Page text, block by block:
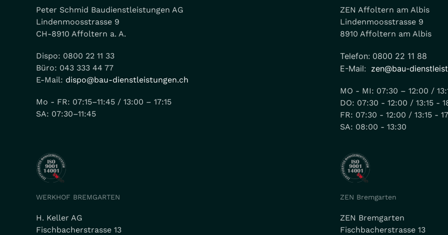
Peter Schmid Baudienstleistungen AG
Lindenmoosstrasse 9
CH-8910 Affoltern a. A.
Dispo: 0800 22 11 33
Büro: 043 333 44 77
E-Mail: dispo@bau-dienstleistungen.ch
Mo - FR: 07:15–11:45 / 13:00 – 17:15
SA: 07:30–11:45
ZEN Affoltern am Albis
Lindenmoosstrasse 9
8910 Affoltern am Albis
Telefon: 0800 22 11 88
E-Mail: zen@bau-
MO - MI: 07:30 – 12:00 /
DO: 07:30 - 12:00 / 13:15 -
FR: 07:30 - 12:00 / 13:15 -
SA: 08:00 - 13:30
WERKHOF BREMGARTEN
H. Keller AG
Fischbacherstrasse 13
ZEN Bremgarten
ZEN Bremgarten
Fischbacherstrasse 13